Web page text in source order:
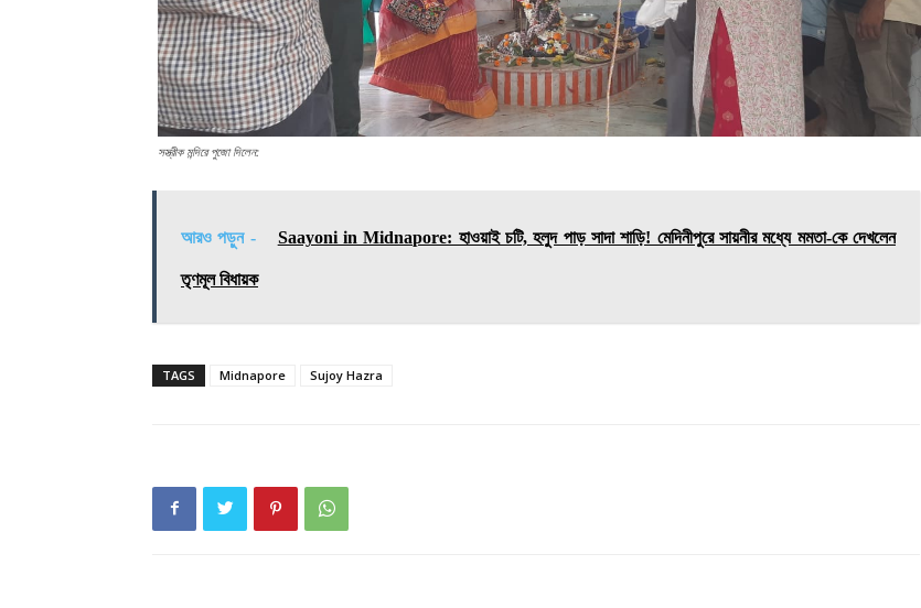
সস্ত্রীক মন্দিরে পুজো দিলেন:
আরও পড়ুন - Saayoni in Midnapore: হাওয়াই চটি, হলুদ পাড় সাদা শাড়ি! মেদিনীপুরে সায়নীর মধ্যে মমতা-কে দেখলেন
তৃণমূল বিধায়ক
TAGS Midnapore Sujoy Hazra